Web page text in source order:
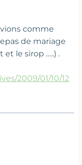
comme
de mariage
le sirop …..) .
2009/01/10/12